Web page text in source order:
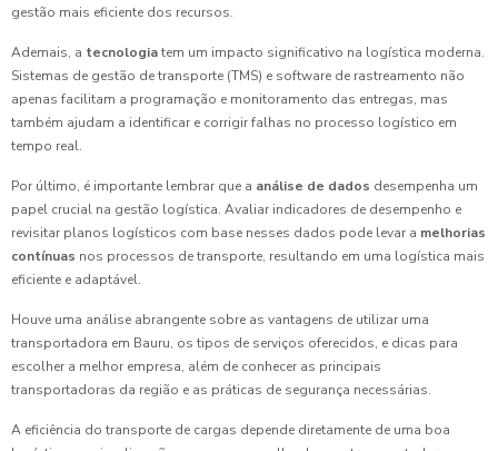
gestão mais eficiente dos recursos.
Ademais, a tecnologiatem um impacto significativo na logística moderna.
Sistemas de gestão de transporte (TMS) e software de rastreamento não
apenas facilitam a programação e monitoramento das entregas, mas
também ajudam a identificar e corrigir falhas no processo logístico em
tempo real.
Por último, é importante lembrar que a análise de dados desempenha um
papel crucial na gestão logística. Avaliar indicadores de desempenho e
revisitar planos logísticos com base nesses dados pode levar a melhorias
contínuas nos processos de transporte, resultando em uma logística mais
eficiente e adaptável.
Houve uma análise abrangente sobre as vantagens de utilizar uma
transportadora em Bauru, os tipos de serviços oferecidos, e dicas para
escolher a melhor empresa, além de conhecer as principais
transportadoras da região e as práticas de segurança necessárias.
A eficiência do transporte de cargas depende diretamente de uma boa